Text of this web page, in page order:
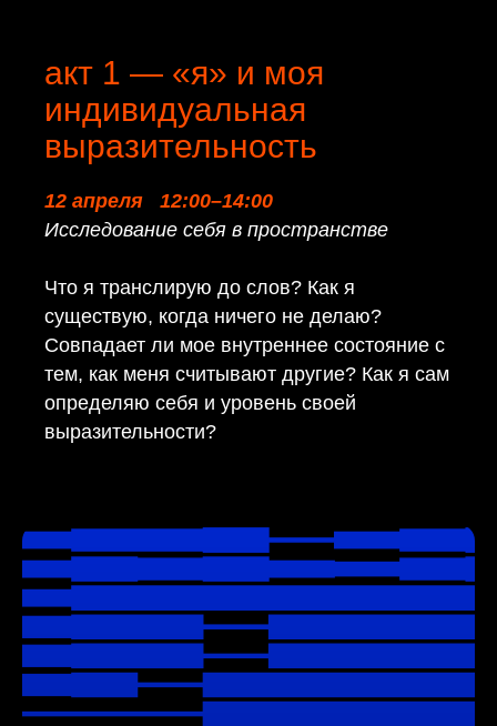
акт 1 — «я» и моя
индивидуальная
выразительность
12 апреля 12:00–14:00
Исследование себя в пространстве
Что я транслирую до слов? Как я
существую, когда ничего не делаю?
Совпадает ли мое внутреннее состояние с
тем, как меня считывают другие? Как я сам
определяю себя и уровень своей
выразительности?